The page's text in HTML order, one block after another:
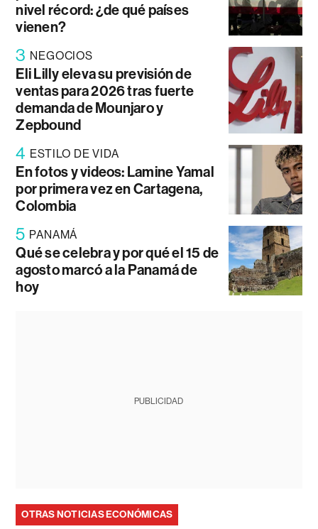
nivel récord: ¿de qué países
vienen?
3 NEGOCIOS
Eli Lilly eleva su previsión de
ventas para 2026 tras fuerte
demanda de Mounjaro y
Zepbound
4 ESTILO DE VIDA
En fotos y videos: Lamine Yamal
por primera vez en Cartagena,
Colombia
5 PANAMÁ
Qué se celebra y por qué el 15 de
agosto marcó a la Panamá de
hoy
PUBLICIDAD
OTRAS NOTICIAS ECONÓMICAS